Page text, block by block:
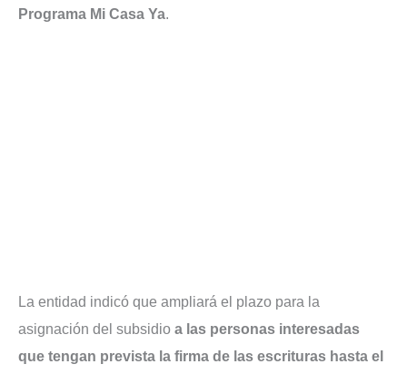
Programa Mi Casa Ya.
La entidad indicó que ampliará el plazo para la
asignación del subsidio a las personas interesadas
que tengan prevista la firma de las escrituras hasta el